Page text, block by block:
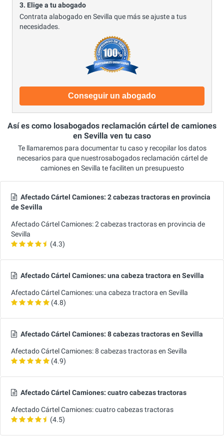
3. Elige a tu abogado
Contrata alabogado en Sevilla que más se ajuste a tus
necesidades.
Conseguir un abogado
Así es como losabogados reclamación cártel de camiones
en Sevilla ven tu caso
Te llamaremos para documentar tu caso y recopilar los datos
necesarios para que nuestrosabogados reclamación cártel de
camiones en Sevilla te faciliten un presupuesto
Afectado Cártel Camiones: 2 cabezas tractoras en provincia
de Sevilla
Afectado Cártel Camiones: 2 cabezas tractoras en provincia de
Sevilla
(4.3)
Afectado Cártel Camiones: una cabeza tractora en Sevilla
Afectado Cártel Camiones: una cabeza tractora en Sevilla
(4.8)
Afectado Cártel Camiones: 8 cabezas tractoras en Sevilla
Afectado Cártel Camiones: 8 cabezas tractoras en Sevilla
(4.9)
Afectado Cártel Camiones: cuatro cabezas tractoras
Afectado Cártel Camiones: cuatro cabezas tractoras
(4.5)